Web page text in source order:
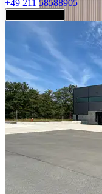
+49 211 58588905